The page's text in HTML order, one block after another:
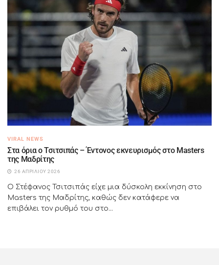
VIRAL NEWS
Στα όρια ο Τσιτσιπάς – Έντονος εκνευρισμός στο Masters
της Μαδρίτης
26 ΑΠΡΙΛΊΟΥ 2026
Ο Στέφανος Τσιτσιπάς είχε μια δύσκολη εκκίνηση στο
Masters της Μαδρίτης, καθώς δεν κατάφερε να
επιβάλει τον ρυθμό του στο...